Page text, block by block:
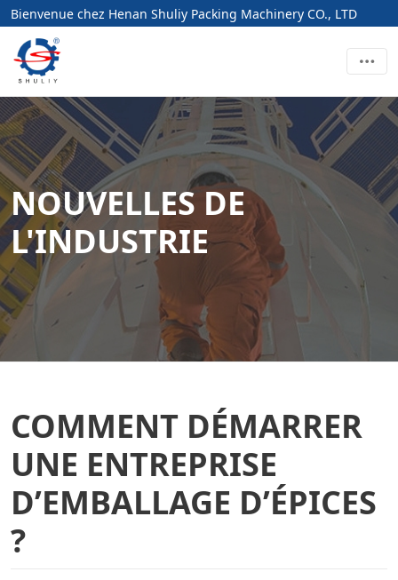
Bienvenue chez Henan Shuliy Packing Machinery CO., LTD
NOUVELLES DE
L'INDUSTRIE
COMMENT DÉMARRER
UNE ENTREPRISE
D’EMBALLAGE D’ÉPICES
?